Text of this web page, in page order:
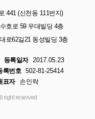
441 (신천동 111번지)
호로 59 우대빌딩 4층
로62길21 동성빌딩 3층
등록일자
2017.05.23
록번호 502-81-25414
표자 손인락
right reserved.